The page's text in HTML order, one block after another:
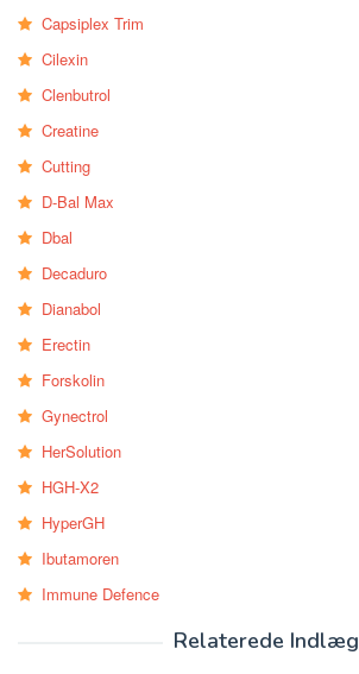
Capsiplex Trim
Cilexin
Clenbutrol
Creatine
Cutting
D-Bal Max
Dbal
Decaduro
Dianabol
Erectin
Forskolin
Gynectrol
HerSolution
HGH-X2
HyperGH
Ibutamoren
Immune Defence
Relaterede Indlæg